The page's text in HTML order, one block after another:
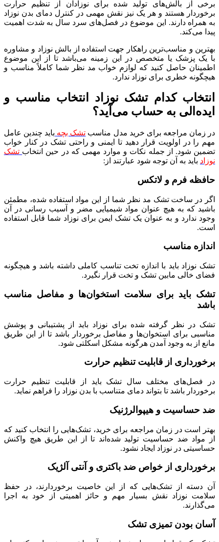
برخی از بالش‌های تولید شده برای نوزادان از تنظیم حرارت
برخوردار هستند و هر یک نیز نقش مهمی در کنترل دمای بدن نوزاد
به همراه دارند. این موضوع در فصل‌های سرد سال به شدت اهمیت
پیدا می‌کند.
بهترین و مناسب‌ترین راهکار جهت استفاده از بالش نوزاد و مشاوره
با یک پزشک یا متخصص در این زمینه می‌باشد تا از این موضوع
اطمینان حاصل کنید که لوازم خواب مد نظر شما کاملاً مناسب و
هیچگونه خطری برای نوزاد ندارد.
انتخاب کدام تشک نوزاد انتخاب مناسب و
ایده‌الی به حساب می‌آید؟
در زمان مراجعه برای خرید مدل مناسب تشک بچه باید چندین عامل
مهم را در اولویت قرار دهید تا ایمنی و راحتی تشک در کنار خواب
تضمین شود. از جمله نکات و موارد مهمی که در حین انتخاب تشک
نوزاد باید به آن توجه شود عبارتند از:
حافظه فرم و لاتکس
اگر در ساخت تشک مد نظر شما از این مواد استفاده شده، مطمئن
باشید که به هیچ عنوان مواد شیمیایی مضر و آسیب رسانی در آن
وجود ندارد و به عنوان یک تشک ایمن برای نوزاد شما قابل استفاده
است.
اندازه مناسب
تشک نوزاد باید با اندازه تخت تناسب کاملی داشته باشد و هیچگونه
فضای خالی مابین تشک و تخت قرار نگیرد.
تشک باید برای سلامت استخوان‌ها و مفاصل مناسب
باشد
تشک در نظر گرفته شده برای نوزاد باید از پشتیبانی و پوشش
مناسبی برای استخوان‌ها و مفاصل برخوردار باشد تا از این طریق
مانع از به وجود آمدن هرگونه مشکل اسکلتی شود.
برخورداری از قابلیت تنظیم حرارت
در فصل‌های مختلف سال تشک باید از قابلیت تنظیم حرارت
برخوردار باشد تا بتواند دمای متناسب با بدن نوزاد را فراهم نماید.
ضد حساسیت و هیپوالرژنیک
بهتر است در زمان مراجعه برای خرید، تشک‌هایی را انتخاب کنید که
از مواد ضد حساسیت تولید شده‌اند تا از این طریق هیچ واکنش‌
حساسیتی در نوزاد ایجاد نشود.
برخورداری از خواص ضد باکتری و آنتی آلژیک
آن دسته از تشک‌هایی که از این خاصیت برخوردارند، در حفظ
سلامت نوزاد نقش بسیار مهم و حائز اهمیتی از خود به اجرا
می‌گذارند.
آسان بودن تمیزی تشک